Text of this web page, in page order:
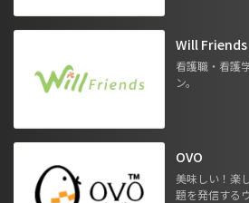
Will Friends
看護職・看護
ン。
OVO
美味しい！楽
題を発信する